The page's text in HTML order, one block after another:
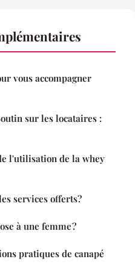
vous accompagner
sur les locataires :
l'utilisation de la whey
services offerts?
à une femme ?
pratiques de canapé